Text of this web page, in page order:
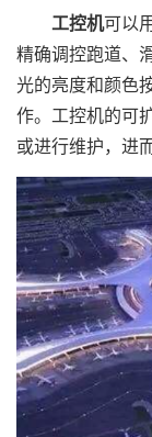
工控机可以
精确调控跑道、
光的亮度和颜色
作。工控机的可
或进行维护，进